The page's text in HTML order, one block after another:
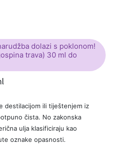
dolazi s poklonom!
trava) 30 ml do
destilacijom ili tiještenjem iz
čista. No zakonska
ulja klasificiraju kao
oznake opasnosti.